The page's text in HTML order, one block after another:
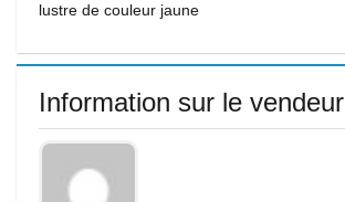
lustre de couleur jaune
Information sur le vendeur